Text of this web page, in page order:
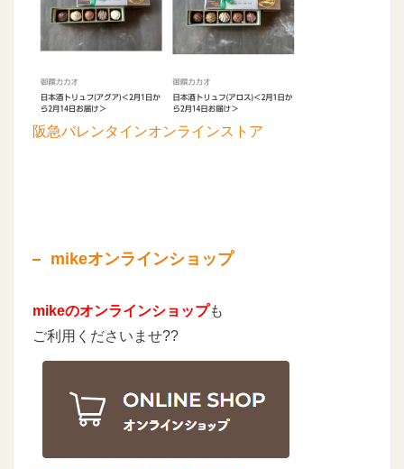
阪急バレンタインオンラインストア
mikeオンラインショップ
mikeのオンラインショップも
ご利用くださいませ??